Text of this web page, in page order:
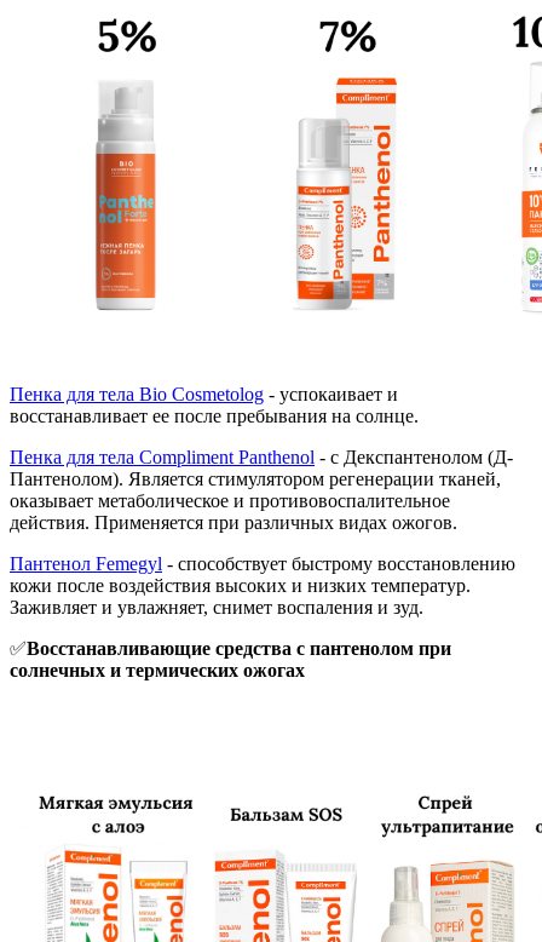
Пенка для тела Bio Cosmetolog - успокаивает и
восстанавливает ее после пребывания на солнце.
Пенка для тела Compliment Panthenol - с Декспантенолом (Д-
Пантенолом). Является стимулятором регенерации тканей,
оказывает метаболическое и противовоспалительное
действия. Применяется при различных видах ожогов.
Пантенол Femegyl - способствует быстрому восстановлению
кожи после воздействия высоких и низких температур.
Заживляет и увлажняет, снимет воспаления и зуд.
✅Восстанавливающие средства с пантенолом при
солнечных и термических ожогах